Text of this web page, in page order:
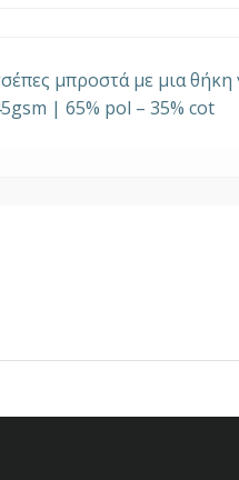
μπροστά με μια
| 65% pol – 35% cot